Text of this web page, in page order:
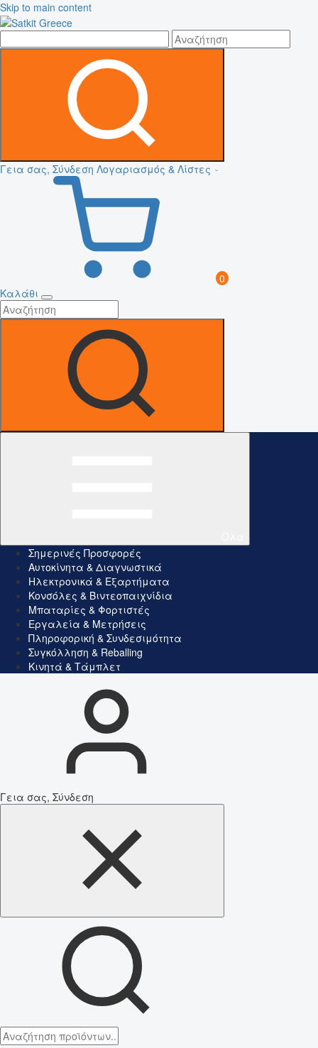
Skip to main content
Γεια σας, Σύνδεση Λογαριασμός & Λίστες
0
Καλάθι
Σημερινές Προσφορές
Αυτοκίνητα & Διαγνωστικά
Ηλεκτρονικά & Εξαρτήματα
Κονσόλες & Βιντεοπαιχνίδια
Μπαταρίες & Φορτιστές
Εργαλεία & Μετρήσεις
Πληροφορική & Συνδεσιμότητα
Συγκόλληση & Reballing
Κινητά & Τάμπλετ
Γεια σας, Σύνδεση